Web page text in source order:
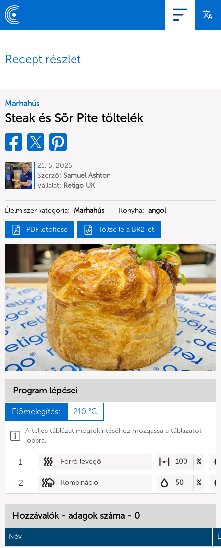
Recept részlet
Marhahús
Steak és Sör Pite töltelék
21. 5. 2025
Szerző: Samuel Ashton
Vállalat: Retigo UK
Élelmiszer kategória: Marhahús Konyha: angol
PDF letöltése Töltse le a BR2-et
Program lépései
Előmelegítés: 210 °C
A teljes táblázat megtekintéséhez mozgassa a táblázatot
jobbra.
1 Forró levegő 100 %
2 Kombináció 50 %
Hozzávalók - adagok száma - 0
Név